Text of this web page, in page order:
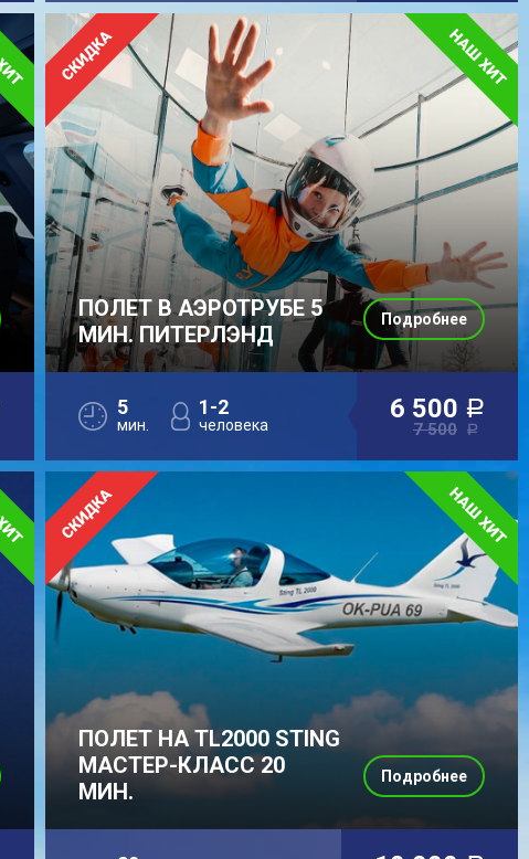
ПОЛЕТ В АЭРОТРУБЕ 5
МИН. ПИТЕРЛЭНД
5
мин.
1-2
человека
6 500 a
7 500 a
Подробнее
ПОЛЕТ НА TL2000 STING
МАСТЕР-КЛАСС 20
МИН.
Подробнее